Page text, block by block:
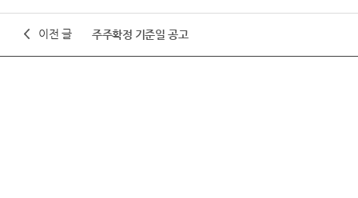
이전 글 주주확정 기준일 공고